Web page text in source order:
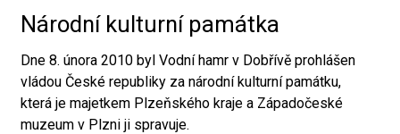
Národní kulturní památka
Dne 8. února 2010 byl Vodní hamr v Dobřívě prohlášen
vládou České republiky za národní kulturní památku,
která je majetkem Plzeňského kraje a Západočeské
muzeum v Plzni ji spravuje.